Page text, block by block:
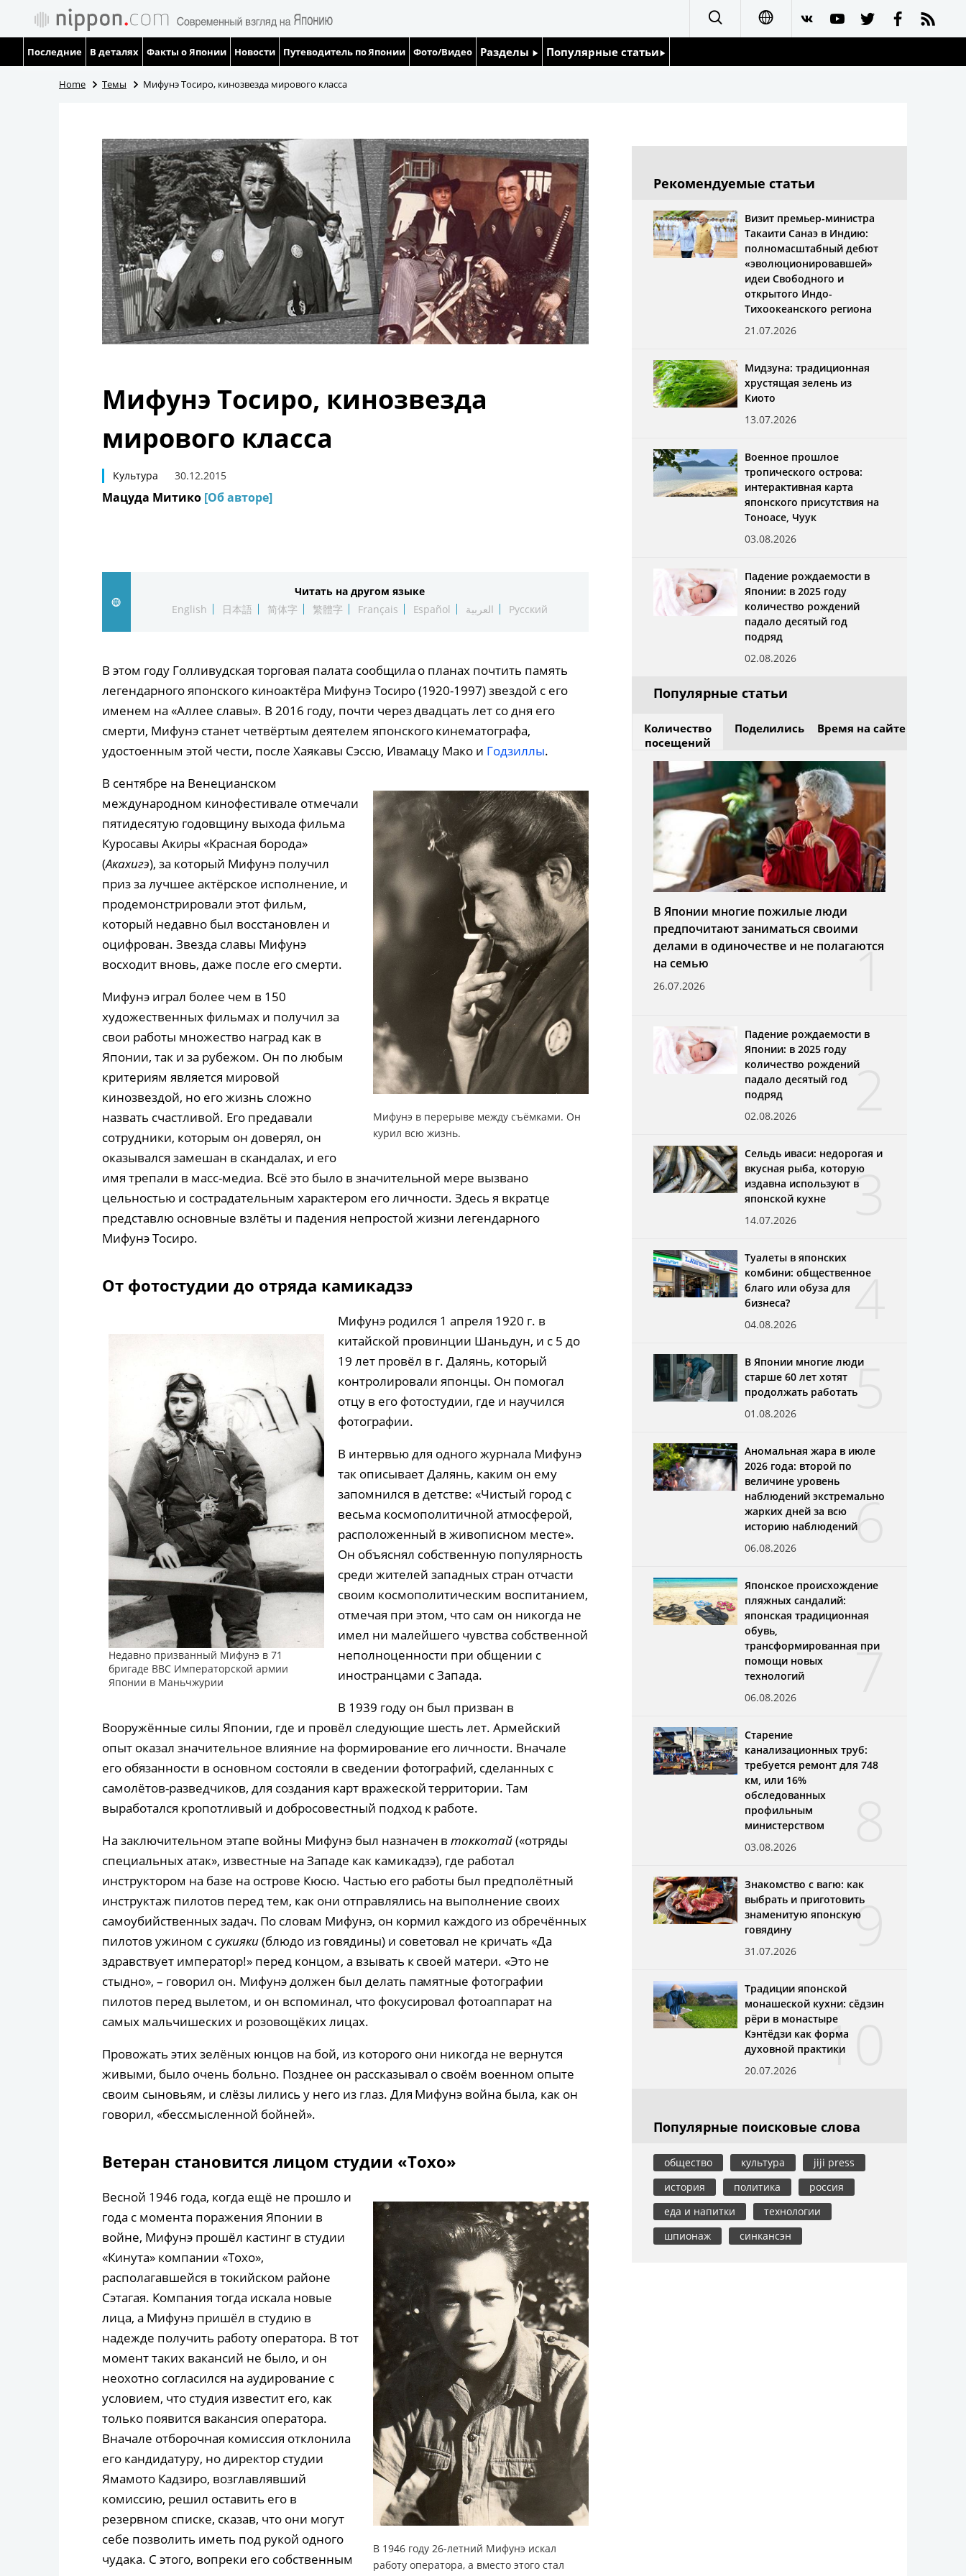
Español
العربية
Последние В деталях Факты о Японии Новости Путеводитель по Японии Фото/Видео Разделы
Политика
Экономика
Общество
Культура
Жизнь
Технологии
Популярные статьи
Семья
Еда и напитки
Home Темы Мифунэ Тосиро, кинозвезда мирового класса
Мифунэ Тосиро, кинозвезда
мирового класса
Культура 30.12.2015
Мацуда Митико [Об авторе]
Читать на другом языке
English
日本語 简体字 繁體字 Français Español العربية Русский
В этом году Голливудская торговая палата сообщила о планах почтить память
легендарного японского киноактёра Мифунэ Тосиро (1920-1997) звездой с его
именем на «Аллее славы». В 2016 году, почти через двадцать лет со дня его
смерти, Мифунэ станет четвёртым деятелем японского кинематографа,
удостоенным этой чести, после Хаякавы Сэссю, Ивамацу Мако и Годзиллы.
Мифунэ в перерыве между съёмками. Он
курил всю жизнь.
В сентябре на Венецианском
международном кинофестивале отмечали
пятидесятую годовщину выхода фильма
Куросавы Акиры «Красная борода»
(Акахигэ), за который Мифунэ получил
приз за лучшее актёрское исполнение, и
продемонстрировали этот фильм,
который недавно был восстановлен и
оцифрован. Звезда славы Мифунэ
восходит вновь, даже после его смерти.
Мифунэ играл более чем в 150
художественных фильмах и получил за
свои работы множество наград как в
Японии, так и за рубежом. Он по любым
критериям является мировой
кинозвездой, но его жизнь сложно
назвать счастливой. Его предавали
сотрудники, которым он доверял, он
оказывался замешан в скандалах, и его
имя трепали в масс-медиа. Всё это было в значительной мере вызвано
цельностью и сострадательным характером его личности. Здесь я вкратце
представлю основные взлёты и падения непростой жизни легендарного
Мифунэ Тосиро.
От фотостудии до отряда камикадзэ
Недавно призванный Мифунэ в 71
бригаде ВВС Императорской армии
Японии в Маньчжурии
Мифунэ родился 1 апреля 1920 г. в
китайской провинции Шаньдун, и с 5 до
19 лет провёл в г. Далянь, который
контролировали японцы. Он помогал
отцу в его фотостудии, где и научился
фотографии.
В интервью для одного журнала Мифунэ
так описывает Далянь, каким он ему
запомнился в детстве: «Чистый город с
весьма космополитичной атмосферой,
расположенный в живописном месте».
Он объяснял собственную популярность
среди жителей западных стран отчасти
своим космополитическим воспитанием,
отмечая при этом, что сам он никогда не
имел ни малейшего чувства собственной
неполноценности при общении с
иностранцами с Запада.
В 1939 году он был призван в
Вооружённые силы Японии, где и провёл следующие шесть лет. Армейский
опыт оказал значительное влияние на формирование его личности. Вначале
его обязанности в основном состояли в сведении фотографий, сделанных с
самолётов-разведчиков, для создания карт вражеской территории. Там
выработался кропотливый и добросовестный подход к работе.
На заключительном этапе войны Мифунэ был назначен втоккотай(«отряды
специальных атак», известные на Западе как камикадзэ), где работал
инструктором на базе на острове Кюсю. Частью его работы был предполётный
инструктаж пилотов перед тем, как они отправлялись на выполнение своих
самоубийственных задач. По словам Мифунэ, он кормил каждого из обречённых
пилотов ужином ссукияки(блюдо из говядины) и советовал не кричать «Да
здравствует император!» перед концом, а взывать к своей матери. «Это не
стыдно», – говорил он. Мифунэ должен был делать памятные фотографии
пилотов перед вылетом, и он вспоминал, что фокусировал фотоаппарат на
самых мальчишеских и розовощёких лицах.
Провожать этих зелёных юнцов на бой, из которого они никогда не вернутся
живыми, было очень больно. Позднее он рассказывал о своём военном опыте
своим сыновьям, и слёзы лились у него из глаз. Для Мифунэ война была, как он
говорил, «бессмысленной бойней».
Ветеран становится лицом студии «Тохо»
В 1946 году 26-летний Мифунэ искал
работу оператора, а вместо этого стал
Весной 1946 года, когда ещё не прошло и
года с момента поражения Японии в
войне, Мифунэ прошёл кастинг в студии
«Кинута» компании «Тохо»,
располагавшейся в токийском районе
Сэтагая. Компания тогда искала новые
лица, а Мифунэ пришёл в студию в
надежде получить работу оператора. В тот
момент таких вакансий не было, и он
неохотно согласился на аудирование с
условием, что студия известит его, как
только появится вакансия оператора.
Вначале отборочная комиссия отклонила
его кандидатуру, но директор студии
Ямамото Кадзиро, возглавлявший
комиссию, решил оставить его в
резервном списке, сказав, что они могут
себе позволить иметь под рукой одного
чудака. С этого, вопреки его собственным
Рекомендуемые статьи
Визит премьер-министра
Такаити Санаэ в Индию:
полномасштабный дебют
«эволюционировавшей»
идеи Свободного и
открытого Индо-
Тихоокеанского региона
21.07.2026
Мидзуна: традиционная
хрустящая зелень из
Киото
13.07.2026
Военное прошлое
тропического острова:
интерактивная карта
японского присутствия на
Тоноасе, Чуук
03.08.2026
Падение рождаемости в
Японии: в 2025 году
количество рождений
падало десятый год
подряд
02.08.2026
Популярные статьи
Количество
посещений
Поделились Время на сайте
1
В Японии многие пожилые люди
предпочитают заниматься своими
делами в одиночестве и не полагаются
на семью
26.07.2026
2
Падение рождаемости в
Японии: в 2025 году
количество рождений
падало десятый год
подряд
02.08.2026
3
Сельдь иваси: недорогая и
вкусная рыба, которую
издавна используют в
японской кухне
14.07.2026
4
Туалеты в японских
комбини: общественное
благо или обуза для
бизнеса?
04.08.2026
5
В Японии многие люди
старше 60 лет хотят
продолжать работать
01.08.2026
6
Аномальная жара в июле
2026 года: второй по
величине уровень
наблюдений экстремально
жарких дней за всю
историю наблюдений
06.08.2026
7
Японское происхождение
пляжных сандалий:
японская традиционная
обувь,
трансформированная при
помощи новых
технологий
06.08.2026
Старение
канализационных труб:
требуется ремонт для 748
км, или 16%
обследованных
профильным
министерством
03.08.2026
9
Знакомство с вагю: как
выбрать и приготовить
знаменитую японскую
говядину
31.07.2026
10
Традиции японской
монашеской кухни: сёдзин
рёри в монастыре
Кэнтёдзи как форма
духовной практики
20.07.2026
Популярные поисковые слова
общество культура
jiji press
история
политика
россия
еда и напитки
технологии
шпионаж
синкансэн